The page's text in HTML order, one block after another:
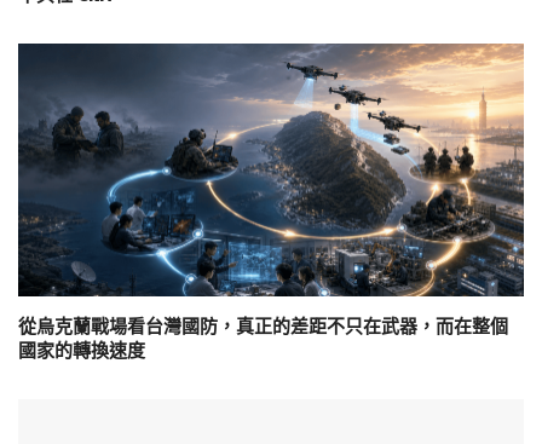
從烏克蘭戰場看台灣國防，真正的差距不只在武器，而在整個
國家的轉換速度